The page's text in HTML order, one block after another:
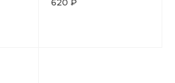
620 ₽